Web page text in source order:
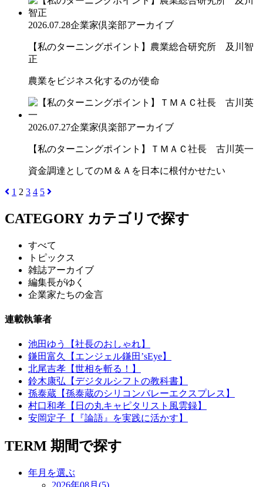
2026.07.28企業家倶楽部アーカイブ
【私のターニングポイント】農業総合研究所 及川智
正
農業をビジネス化するのが使命
2026.07.27企業家倶楽部アーカイブ
【私のターニングポイント】ＴＭＡＣ社長 古川英一
資金調達としてのＭ＆Ａを日本に根付かせたい
1 2 3 4 5
CATEGORY カテゴリで探す
すべて
トピックス
雑誌アーカイブ
編集長がゆく
企業家たちの金言
連載執筆者
池田ゆう【社長のおしゃれ】
鎌田富久【エンジェル鎌田’sEye】
北尾吉孝【世相を斬る！】
鈴木康弘【デジタルシフトの教科書】
孫泰蔵【孫泰蔵のシリコンバレーエクスプレス】
村口和孝【日の丸キャピタリスト風雲録】
安岡定子【『論語』を実践に活かす】
TERM 期間で探す
年月を選ぶ
2026年08月(5)